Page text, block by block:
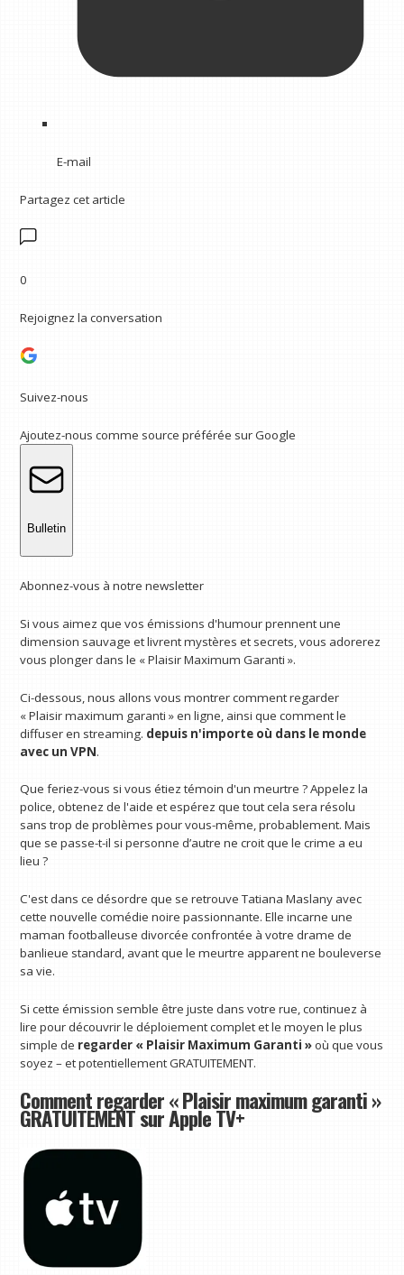
E-mail
Partagez cet article
0
Rejoignez la conversation
Suivez-nous
Ajoutez-nous comme source préférée sur Google
Bulletin
Abonnez-vous à notre newsletter
Si vous aimez que vos émissions d'humour prennent une
dimension sauvage et livrent mystères et secrets, vous adorerez
vous plonger dans le « Plaisir Maximum Garanti ».
Ci-dessous, nous allons vous montrer comment regarder
« Plaisir maximum garanti » en ligne, ainsi que comment le
diffuser en streaming. depuis n'importe où dans le monde
avec un VPN.
Que feriez-vous si vous étiez témoin d'un meurtre ? Appelez la
police, obtenez de l'aide et espérez que tout cela sera résolu
sans trop de problèmes pour vous-même, probablement. Mais
que se passe-t-il si personne d’autre ne croit que le crime a eu
lieu ?
C'est dans ce désordre que se retrouve Tatiana Maslany avec
cette nouvelle comédie noire passionnante. Elle incarne une
maman footballeuse divorcée confrontée à votre drame de
banlieue standard, avant que le meurtre apparent ne bouleverse
sa vie.
Si cette émission semble être juste dans votre rue, continuez à
lire pour découvrir le déploiement complet et le moyen le plus
simple de regarder « Plaisir Maximum Garanti »où que vous
soyez – et potentiellement GRATUITEMENT.
Comment regarder « Plaisir maximum garanti »
GRATUITEMENT sur Apple TV+